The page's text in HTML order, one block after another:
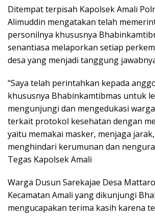
Ditempat terpisah Kapolsek Amali
Alimuddin mengatakan telah
personilnya khususnya
senantiasa melaporkan setiap
desa yang menjadi tanggung
“Saya telah perintahkan kepada
khususnya Bhabinkamtibmas untuk
mengunjungi dan mengedukasi
terkait protokol kesehatan dengan
yaitu memakai masker, menjaga
menghindari kerumunan dan
Tegas Kapolsek Amali
Warga Dusun Sarekajae Desa
Kecamatan Amali yang dikunjungi
mengucapakan terima kasih karena